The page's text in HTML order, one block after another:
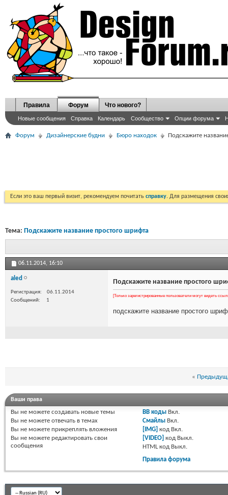
Правила Форум
Новые сообщения Справка Календарь Сообщество Опции форума
Что нового?
Форум Дизайнерские будни Бюро находок Подскажите
Если это ваш первый визит, рекомендуем почитать справку. Для размещения
Тема: Подскажите название простого шрифта
06.11.2014, 16:10
aled
Регистрация
06.11.2014
Сообщений
1
Подскажите название простого
[Только зарегистрированные пользователи могут видеть
подскажите название простого
«
Ваши права
Вы не можете создавать новые темы
Вы не можете отвечать в темах
Вы не можете прикреплять вложения
Вы не можете редактировать свои
сообщения
BB коды Вкл.
Смайлы Вкл.
[IMG] код Вкл.
[VIDEO] код Выкл.
HTML код Выкл.
Правила форума